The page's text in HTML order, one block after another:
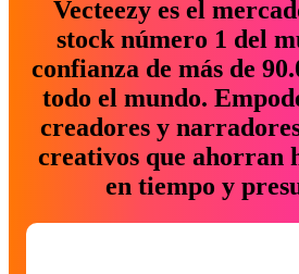
Vecteezy es el
stock número 1 del
confianza de más de
todo el mundo.
creadores y
creativos que ahorran
en tiempo y